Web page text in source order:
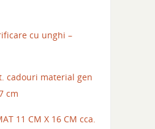
cu unghi –
cadouri material gen
cm
11 CM X 16 CM cca.